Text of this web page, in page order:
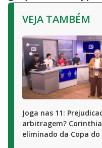
VEJA TAMBÉM
Joga nas 11:
arbitragem?
eliminado da Copa do